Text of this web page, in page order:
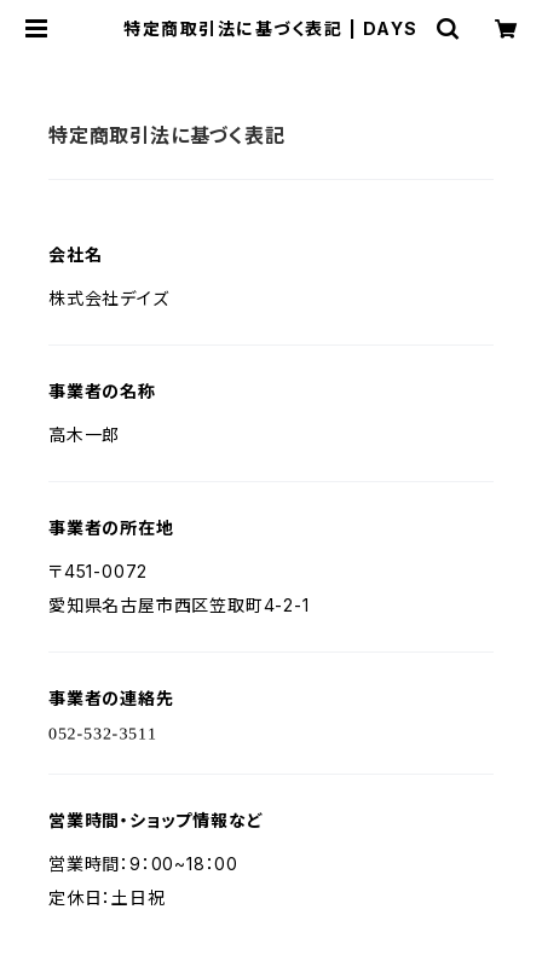
特定商取引法に基づく表記 | DAYS
特定商取引法に基づく表記
会社名
株式会社デイズ
事業者の名称
高木一郎
事業者の所在地
〒451-0072
愛知県名古屋市西区笠取町4-2-1
事業者の連絡先
営業時間・ショップ情報など
営業時間：9：00~18：00
定休日：土日祝